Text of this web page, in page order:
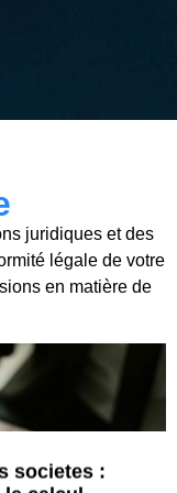
juridiques et des
légale de votre
en matière de
Hyip,
:
(IS) est
Hyip,
societes :
l’impot
savoir sur le
sur les societes :
l’impot